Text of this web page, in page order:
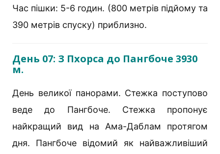
Час пішки: 5-6 годин. (800 метрів підйому та
390 метрів спуску) приблизно.
День 07: З Пхорса до Пангбоче 3930
м.
День великої панорами. Стежка поступово
веде до Пангбоче. Стежка пропонує
найкращий вид на Ама-Даблам протягом
дня. Пангбоче відомий як найважливіший